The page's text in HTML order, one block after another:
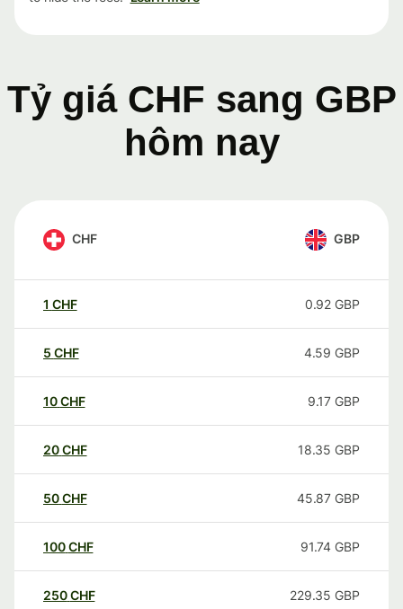
Tỷ giá CHF sang GBP
hôm nay
CHF GBP
1 CHF 0.92 GBP
5 CHF 4.59 GBP
10CHF 9.17 GBP
20CHF 18.35 GBP
50CHF 45.87 GBP
100CHF 91.74 GBP
250CHF 229.35 GBP